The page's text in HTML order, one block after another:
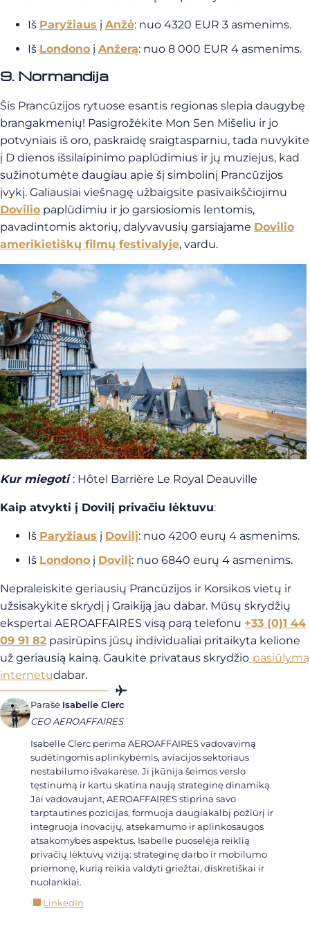
Iš Paryžiaus į Anžė: nuo 4320 EUR 3 asmenims.
Iš Londono į Anžerą: nuo 8 000 EUR 4 asmenims.
9. Normandija
Šis Prancūzijos rytuose esantis regionas slepia daugybę
brangakmenių! Pasigrožėkite Mon Sen Mišeliu ir jo
potvyniais iš oro, paskraidę sraigtasparniu, tada nuvykite
į D dienos išsilaipinimo paplūdimius ir jų muziejus, kad
sužinotumėte daugiau apie šį simbolinį Prancūzijos
įvykį. Galiausiai viešnagę užbaigsite pasivaikščiojimu
Dovilio paplūdimiu ir jo garsiosiomis lentomis,
pavadintomis aktorių, dalyvavusių garsiajame Dovilio
amerikietiškų filmų festivalyje, vardu.
Kur miegoti : Hôtel Barrière Le Royal Deauville
Kaip atvykti į Dovilį privačiu lėktuvu:
Iš Paryžiaus į Dovilį: nuo 4200 eurų 4 asmenims.
Iš Londono į Dovilį: nuo 6840 eurų 4 asmenims.
Nepraleiskite geriausių Prancūzijos ir Korsikos vietų ir
užsisakykite skrydį į Graikiją jau dabar. Mūsų skrydžių
ekspertai AEROAFFAIRES visą parą telefonu +33 (0)1 44
09 91 82 pasirūpins jūsų individualiai pritaikyta kelione
už geriausią kainą. Gaukite privataus skrydžio pasiūlymą
internetudabar.
Parašė Isabelle Clerc
CEO AEROAFFAIRES
Isabelle Clerc perima AEROAFFAIRES vadovavimą
sudėtingomis aplinkybėmis, aviacijos sektoriaus
nestabilumo išvakarėse. Ji įkūnija šeimos verslo
tęstinumą ir kartu skatina naują strateginę dinamiką.
Jai vadovaujant, AEROAFFAIRES stiprina savo
tarptautines pozicijas, formuoja daugiakalbį požiūrį ir
integruoja inovacijų, atsekamumo ir aplinkosaugos
atsakomybės aspektus. Isabelle puoselėja reiklią
privačių lėktuvų viziją: strateginę darbo ir mobilumo
priemonę, kurią reikia valdyti griežtai, diskretiškai ir
nuolankiai.
LinkedIn